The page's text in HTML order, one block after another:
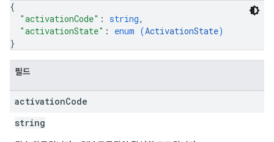
{
"activationCode" : string,
"activationState" : enum (ActivationState)
}
필드
activationCode
string